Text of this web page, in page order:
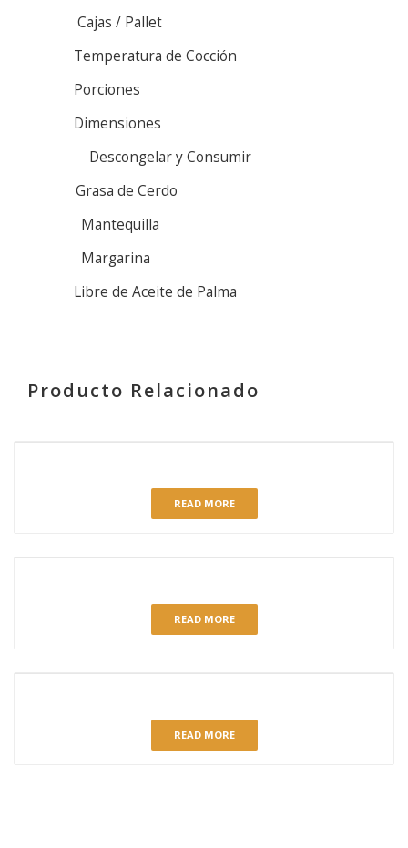
Cajas / Pallet
Temperatura de Cocción
Porciones
Dimensiones
Descongelar y Consumir
Grasa de Cerdo
Mantequilla
Margarina
Libre de Aceite de Palma
Producto Relacionado
READ MORE
READ MORE
READ MORE